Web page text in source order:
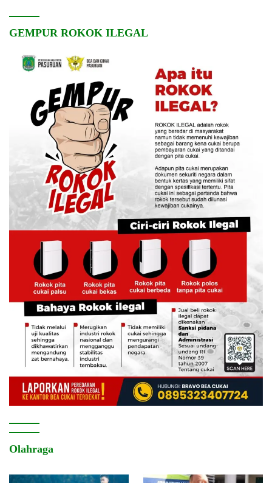
GEMPUR ROKOK ILEGAL
Olahraga